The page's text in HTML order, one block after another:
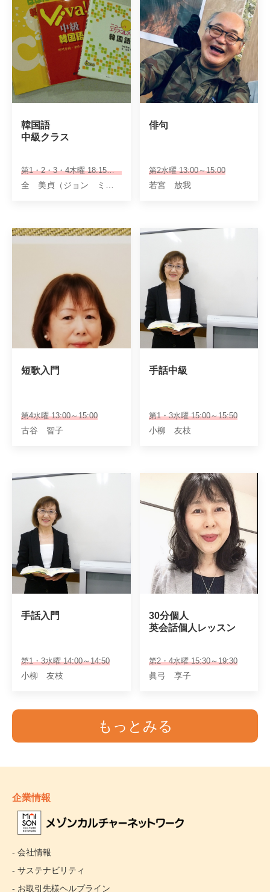
韓国語
中級クラス
第1・2・3・4木曜 18:15～19:25
俳句
第2水曜 13:00～15:00
若宮 放我
短歌入門
第4水曜 13:00～15:00
古谷 智子
手話中級
第1・3水曜 15:00～15:50
小柳 友枝
手話入門
第1・3水曜 14:00～14:50
小柳 友枝
30分個人
英会話個人レッスン
第2・4水曜 15:30～19:30
眞弓 享子
もっとみる
企業情報
- 会社情報
- サステナビリティ
- お取引先様ヘルプライン